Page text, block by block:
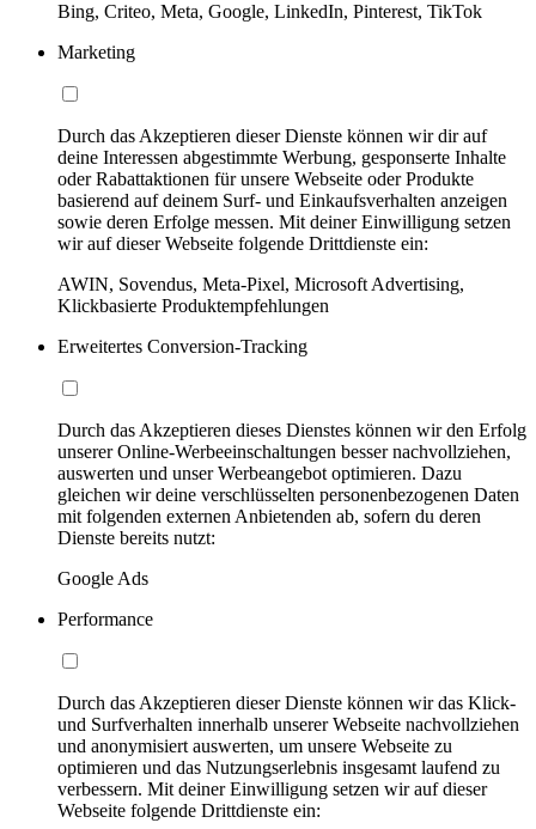
Bing, Criteo, Meta, Google, LinkedIn, Pinterest, TikTok
Marketing
Durch das Akzeptieren dieser Dienste können wir dir auf
deine Interessen abgestimmte Werbung, gesponserte Inhalte
oder Rabattaktionen für unsere Webseite oder Produkte
basierend auf deinem Surf- und Einkaufsverhalten anzeigen
sowie deren Erfolge messen. Mit deiner Einwilligung setzen
wir auf dieser Webseite folgende Drittdienste ein:
AWIN, Sovendus, Meta-Pixel, Microsoft Advertising,
Klickbasierte Produktempfehlungen
Erweitertes Conversion-Tracking
Durch das Akzeptieren dieses Dienstes können wir den Erfolg
unserer Online-Werbeeinschaltungen besser nachvollziehen,
auswerten und unser Werbeangebot optimieren. Dazu
gleichen wir deine verschlüsselten personenbezogenen Daten
mit folgenden externen Anbietenden ab, sofern du deren
Dienste bereits nutzt:
Google Ads
Performance
Durch das Akzeptieren dieser Dienste können wir das Klick-
und Surfverhalten innerhalb unserer Webseite nachvollziehen
und anonymisiert auswerten, um unsere Webseite zu
optimieren und das Nutzungserlebnis insgesamt laufend zu
verbessern. Mit deiner Einwilligung setzen wir auf dieser
Webseite folgende Drittdienste ein: